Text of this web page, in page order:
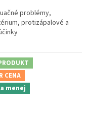
problémy,
protizápalové a
CENA
menej